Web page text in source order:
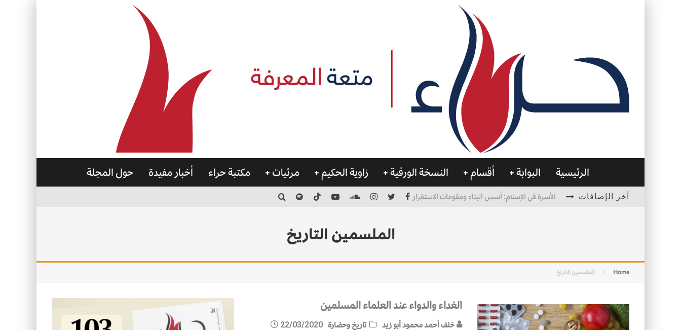
الرئيسية البوابة أقسام النسخة الورقية زاوية الحكيم مرئيات مكتبة حراء أخبار مفيدة حول المجلة
آخر الإضافات الأسرة في الإسلام: أسس البناء ومقومات الاستقرار
الملسمين التاريخ
Home الملسمين التاريخ
الغداء والدواء عند العلماء المسلمين
خلف أحمد محمود أبو زيد تاريخ وحضارة 22/03/2020